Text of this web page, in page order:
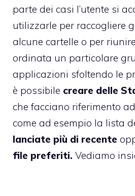
parte dei casi l’utente si
utilizzarle per raccogliere
alcune cartelle o per
ordinata un particolare
applicazioni sfoltendo le
è possibile creare delle
che facciano riferimento
come ad esempio la lista
lanciate più di recente
file preferiti. Vediamo